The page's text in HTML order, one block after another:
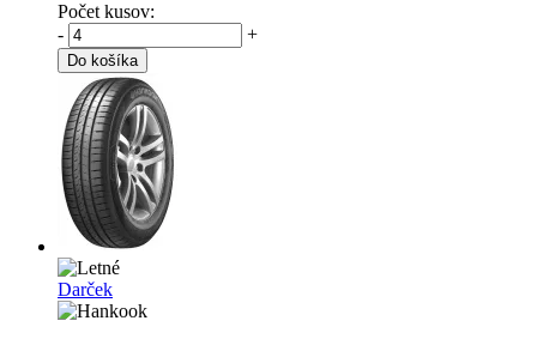
Počet kusov:
-
+
Do košíka
Darček